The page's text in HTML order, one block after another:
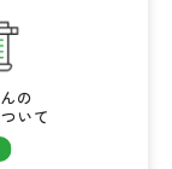
の
いて